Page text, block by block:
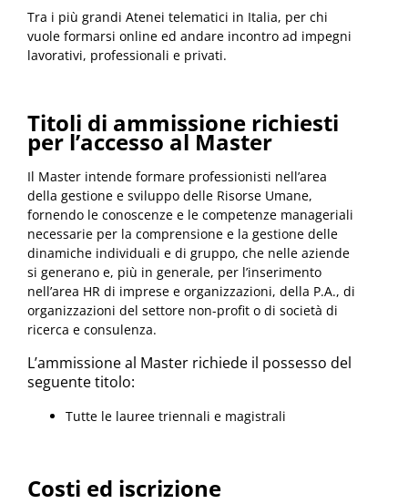
Tra i più grandi Atenei telematici in Italia, per chi
vuole formarsi online ed andare incontro ad impegni
lavorativi, professionali e privati.
Titoli di ammissione richiesti
per l’accesso al Master
Il Master intende formare professionisti nell’area
della gestione e sviluppo delle Risorse Umane,
fornendo le conoscenze e le competenze manageriali
necessarie per la comprensione e la gestione delle
dinamiche individuali e di gruppo, che nelle aziende
si generano e, più in generale, per l’inserimento
nell’area HR di imprese e organizzazioni, della P.A., di
organizzazioni del settore non-profit o di società di
ricerca e consulenza.
L’ammissione al Master richiede il possesso del
seguente titolo:
Tutte le lauree triennali e magistrali
Costi ed iscrizione